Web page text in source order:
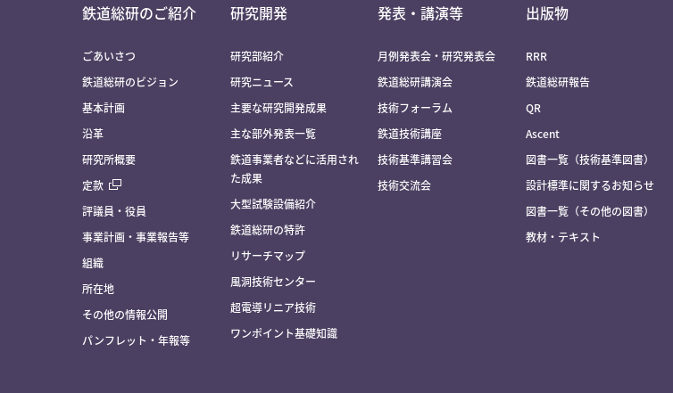
鉄道総研のご紹介
ごあいさつ
鉄道総研のビジョン
基本計画
沿革
研究所概要
定款
評議員・役員
事業計画・事業報告等
組織
所在地
その他の情報公開
パンフレット・年報等
研究開発
研究部紹介
研究ニュース
主要な研究開発成果
主な部外発表一覧
鉄道事業者などに活用され
た成果
大型試験設備紹介
鉄道総研の特許
リサーチマップ
風洞技術センター
超電導リニア技術
ワンポイント基礎知識
発表・講演等
月例発表会・研究発表会
鉄道総研講演会
技術フォーラム
鉄道技術講座
技術基準講習会
技術交流会
出版物
RRR
鉄道総研報告
QR
Ascent
図書一覧（技術基準図書）
設計標準に関するお知らせ
図書一覧（その他の図書）
教材・テキスト